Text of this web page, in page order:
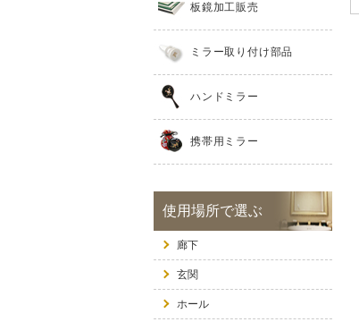
板鏡加工販売
ミラー取り付け部品
ハンドミラー
携帯用ミラー
使用場所で選ぶ
廊下
玄関
ホール